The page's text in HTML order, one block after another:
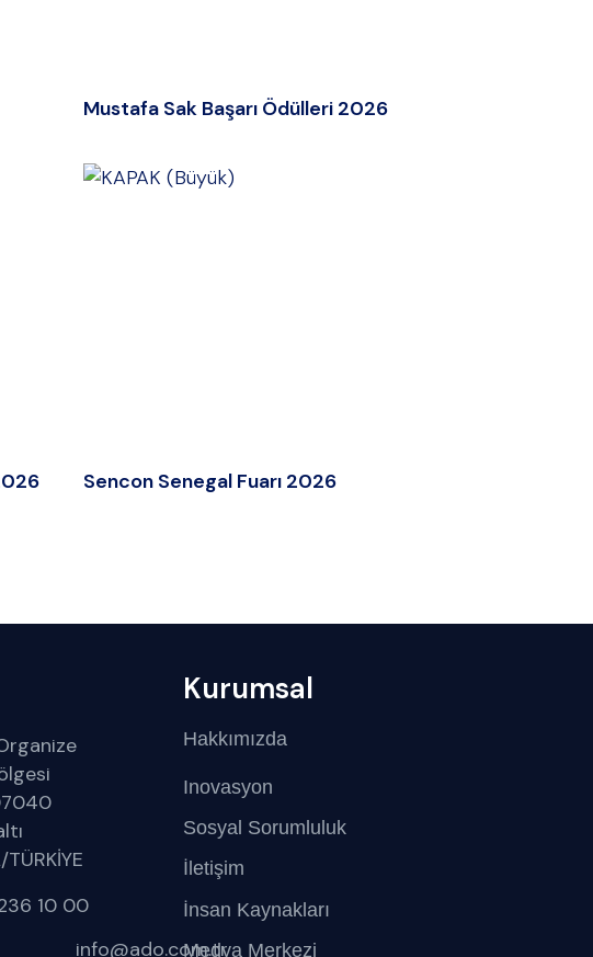
Mustafa Sak Başarı Ödülleri 2026
Sencon Senegal Fuarı 2026
10 00
info@ado.com.tr
Kurumsal
Hakkımızda
Inovasyon
Sosyal Sorumluluk
İletişim
İnsan Kaynakları
Medya Merkezi